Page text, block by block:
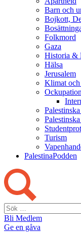
Barn och
Bojkott,
Folkmord
Gaza
Historia &
Hälsa
Jerusalem
Klimat
Turism
PalestinaPodden
Sök
efter:
Bli Medlem
Ge en gåva